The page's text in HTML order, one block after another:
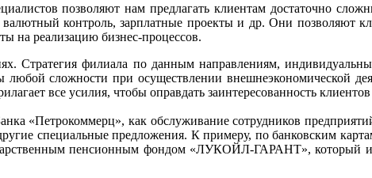
позволяют нам предлагать клиентам достаточно
контроль, зарплатные проекты и др. Они позволяют
на реализацию бизнес-процессов.
Стратегия филиала по данным направлениям,
любой сложности при осуществлении внешнеэкономической
все усилия, чтобы оправдать заинтересованность
«Петрокоммерц», как обслуживание сотрудников
специальные предложения. К примеру, по банковским
пенсионным фондом «ЛУКОЙЛ-ГАРАНТ», который